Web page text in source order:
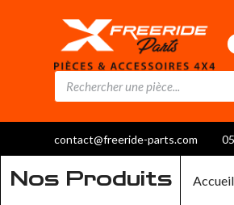
contact@freeride-parts.com
Accueil
Nos Produits